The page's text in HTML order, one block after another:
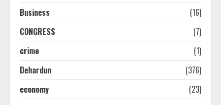
Business
(16)
CONGRESS
(7)
crime
(1)
Dehardun
(376)
economy
(23)